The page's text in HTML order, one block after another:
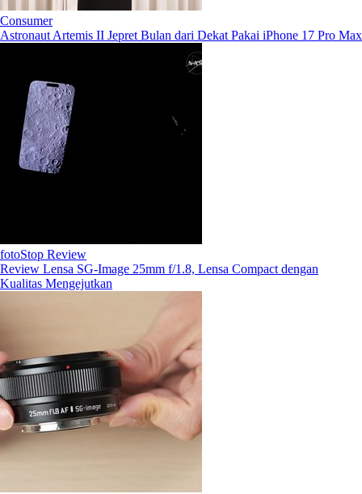
Consumer
Astronaut Artemis II Jepret Bulan dari Dekat Pakai iPhone 17 Pro Max
fotoStop Review
Review Lensa SG-Image 25mm f/1.8, Lensa Compact dengan
Kualitas Mengejutkan